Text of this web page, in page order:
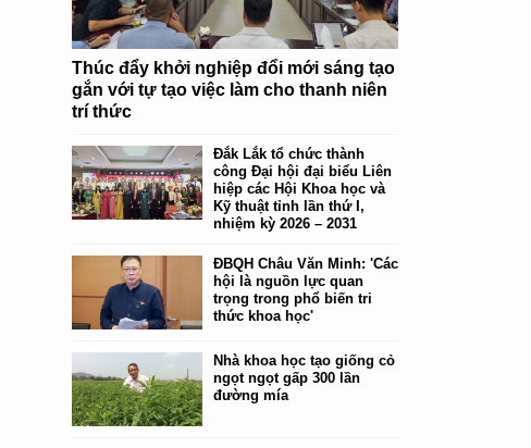
Thúc đẩy khởi nghiệp đổi mới sáng tạo
gắn với tự tạo việc làm cho thanh niên
trí thức
Đắk Lắk tổ chức thành
công Đại hội đại biểu Liên
hiệp các Hội Khoa học và
Kỹ thuật tỉnh lần thứ I,
nhiệm kỳ 2026 – 2031
ĐBQH Châu Văn Minh: 'Các
hội là nguồn lực quan
trọng trong phổ biến tri
thức khoa học'
Nhà khoa học tạo giống cỏ
ngọt ngọt gấp 300 lần
đường mía